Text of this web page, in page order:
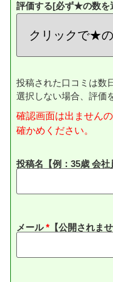
評価する[必ず★の数を
投稿された口コミは数
選択しない場合、評価
確認画面は出ません
確かめください。
投稿名【例：35歳 会社
メール* 【公開されま